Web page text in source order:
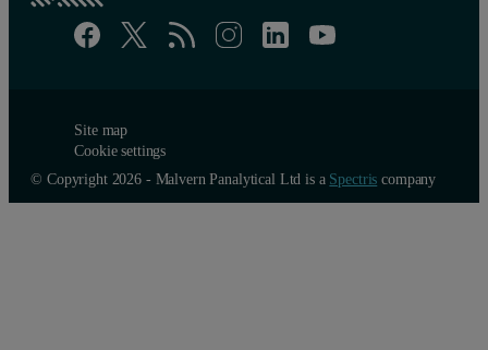
Site map
Cookie settings
© Copyright 2026 - Malvern Panalytical Ltd is a Spectris company